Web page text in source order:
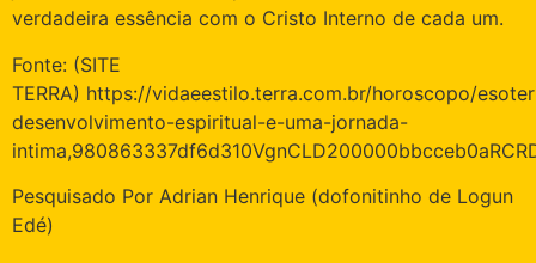
verdadeira essência com o Cristo Interno de cada um.
Fonte: (SITE
TERRA) https://vidaeestilo.terra.com.br/horoscopo/
desenvolvimento-espiritual-e-uma-jornada-
Pesquisado Por Adrian Henrique (dofonitinho de Logun
Edé)